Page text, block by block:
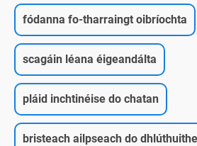
fódanna fo-tharraingt oibríochta
scagáin léana éigeandálta
pláid inchtinéise do chatan
bristeach ailpseach do dhlúthuithe